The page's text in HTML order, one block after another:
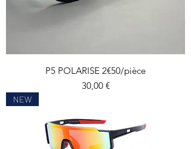
P5 POLARISE 2€50/pièce
Prix
30,00 €
NEW